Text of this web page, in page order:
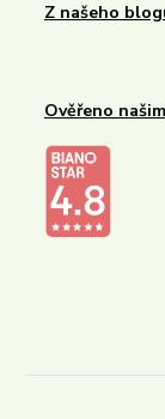
Z našeho
Ověřeno